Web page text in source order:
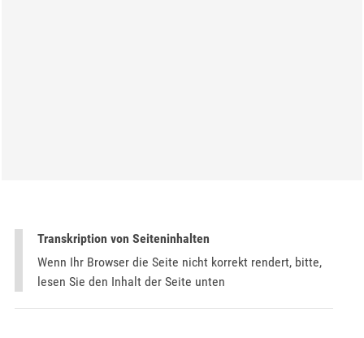
Transkription von Seiteninhalten
Wenn Ihr Browser die Seite nicht korrekt rendert, bitte,
lesen Sie den Inhalt der Seite unten